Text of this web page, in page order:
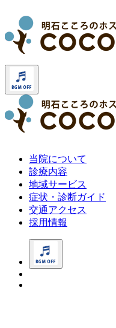
当院について
診療内容
地域サービス
症状・診断ガイド
交通アクセス
採用情報